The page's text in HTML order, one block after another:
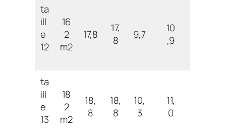
ta
ill
e
12
16
2
m2
17,8
17,
8
9,7
10
,9
ta
ill
e
13
18
2
m2
18,
8
18,
8
10,
3
11,
0